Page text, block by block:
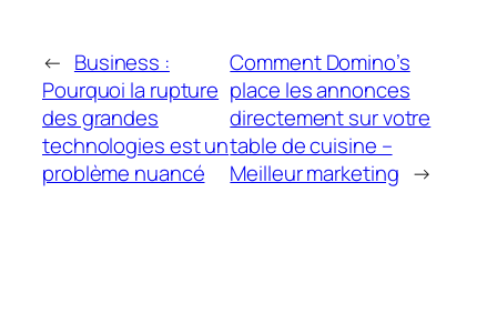
← Business :
Pourquoi la rupture
des grandes
technologies est un
problème nuancé
Comment Domino’s
place les annonces
directement sur votre
table de cuisine –
Meilleur marketing →